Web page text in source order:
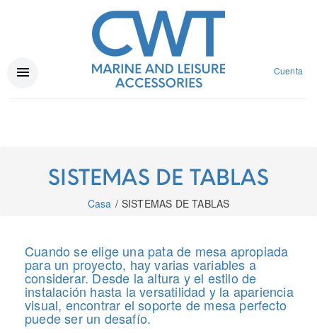
Cuenta
SISTEMAS DE TABLAS
Casa SISTEMAS DE TABLAS
Cuando se elige una pata de mesa apropiada
para un proyecto, hay varias variables a
considerar. Desde la altura y el estilo de
instalación hasta la versatilidad y la apariencia
visual, encontrar el soporte de mesa perfecto
puede ser un desafío.